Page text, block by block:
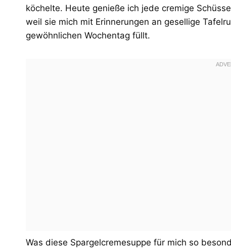
köchelte. Heute genieße ich jede cremige
weil sie mich mit Erinnerungen an gesellige
gewöhnlichen Wochentag füllt.
Was diese Spargelcremesuppe für mich so